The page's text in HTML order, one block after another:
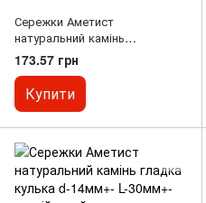
Сережки Аметист
натуральний камінь
багатогранник d-9х8 мм+- L-
4см+- зі швензою
173.57 грн
Купити